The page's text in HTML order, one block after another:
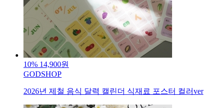
10% 14,900원
GODSHOP
2026년 제철 음식 달력 캘린더 식재료 포스터 컬러ver